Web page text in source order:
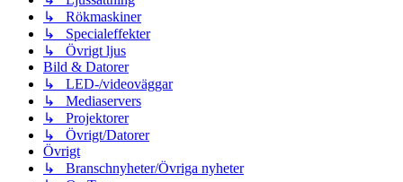
↳ Rökmaskiner
↳ Specialeffekter
↳ Övrigt ljus
Bild & Datorer
↳ LED-/videoväggar
↳ Mediaservers
↳ Projektorer
↳ Övrigt/Datorer
Övrigt
↳ Branschnyheter/Övriga nyheter